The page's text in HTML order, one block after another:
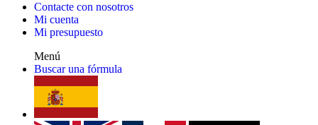
Contacte con nosotros
Mi cuenta
Mi presupuesto
Menú
Buscar una fórmula